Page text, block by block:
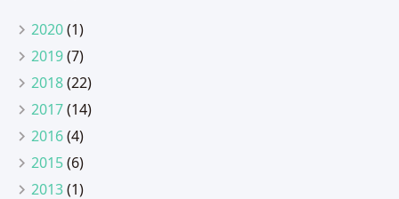
2020(1)
2019(7)
2018(22)
2017(14)
2016(4)
2015(6)
2013(1)